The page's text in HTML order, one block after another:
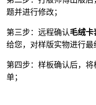
题并进行修改；
第三步：远程确认毛绒卡
给您，对样版实物进行最
第四步：样板确认后，
单；